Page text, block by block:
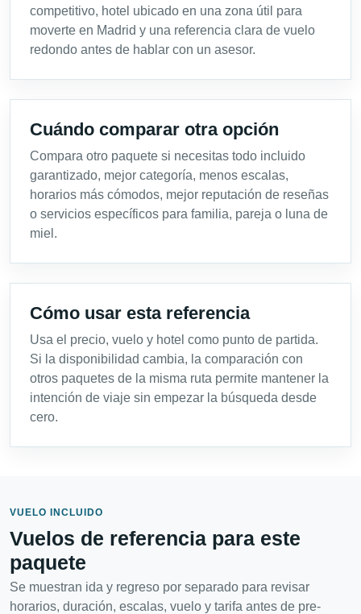
competitivo, hotel ubicado en una zona útil para
moverte en Madrid y una referencia clara de vuelo
redondo antes de hablar con un asesor.
Cuándo comparar otra opción
Compara otro paquete si necesitas todo incluido
garantizado, mejor categoría, menos escalas,
horarios más cómodos, mejor reputación de reseñas
o servicios específicos para familia, pareja o luna de
miel.
Cómo usar esta referencia
Usa el precio, vuelo y hotel como punto de partida.
Si la disponibilidad cambia, la comparación con
otros paquetes de la misma ruta permite mantener la
intención de viaje sin empezar la búsqueda desde
cero.
VUELO INCLUIDO
Vuelos de referencia para este
paquete
Se muestran ida y regreso por separado para revisar
horarios, duración, escalas, vuelo y tarifa antes de pre-